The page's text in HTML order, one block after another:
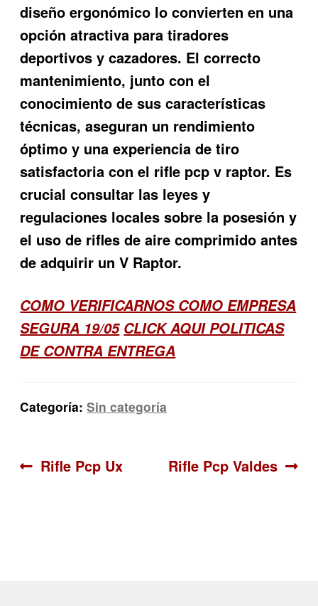
diseño ergonómico lo convierten en una
opción atractiva para tiradores
deportivos y cazadores. El correcto
mantenimiento, junto con el
conocimiento de sus características
técnicas, aseguran un rendimiento
óptimo y una experiencia de tiro
satisfactoria con el rifle pcp v raptor. Es
crucial consultar las leyes y
regulaciones locales sobre la posesión y
el uso de rifles de aire comprimido antes
de adquirir un V Raptor.
COMO VERIFICARNOS COMO EMPRESA
SEGURA 19/05 CLICK AQUI POLITICAS
DE CONTRA ENTREGA
Categoría:Sin categoría
Navegación
Anterior:
Rifle Pcp Ux Siguiente:
Rifle Pcp Valdes